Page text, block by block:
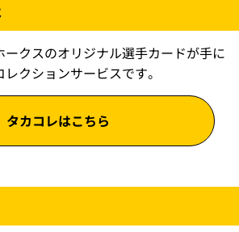
クスのオリジナル選手カードが手に
クションサービスです。
タカコレはこちら